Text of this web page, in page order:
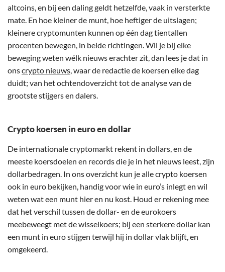
altcoins, en bij een daling geldt hetzelfde, vaak in versterkte
mate. En hoe kleiner de munt, hoe heftiger de uitslagen;
kleinere cryptomunten kunnen op één dag tientallen
procenten bewegen, in beide richtingen. Wil je bij elke
beweging weten wélk nieuws erachter zit, dan lees je dat in
onscrypto nieuws, waar de redactie de koersen elke dag
duidt; van het ochtendoverzicht tot de analyse van de
grootste stijgers en dalers.
Crypto koersen in euro en dollar
De internationale cryptomarkt rekent in dollars, en de
meeste koersdoelen en records die je in het nieuws leest, zijn
dollarbedragen. In ons overzicht kun je alle crypto koersen
ook in euro bekijken, handig voor wie in euro’s inlegt en wil
weten wat een munt hier en nu kost. Houd er rekening mee
dat het verschil tussen de dollar- en de eurokoers
meebeweegt met de wisselkoers; bij een sterkere dollar kan
een munt in euro stijgen terwijl hij in dollar vlak blijft, en
omgekeerd.